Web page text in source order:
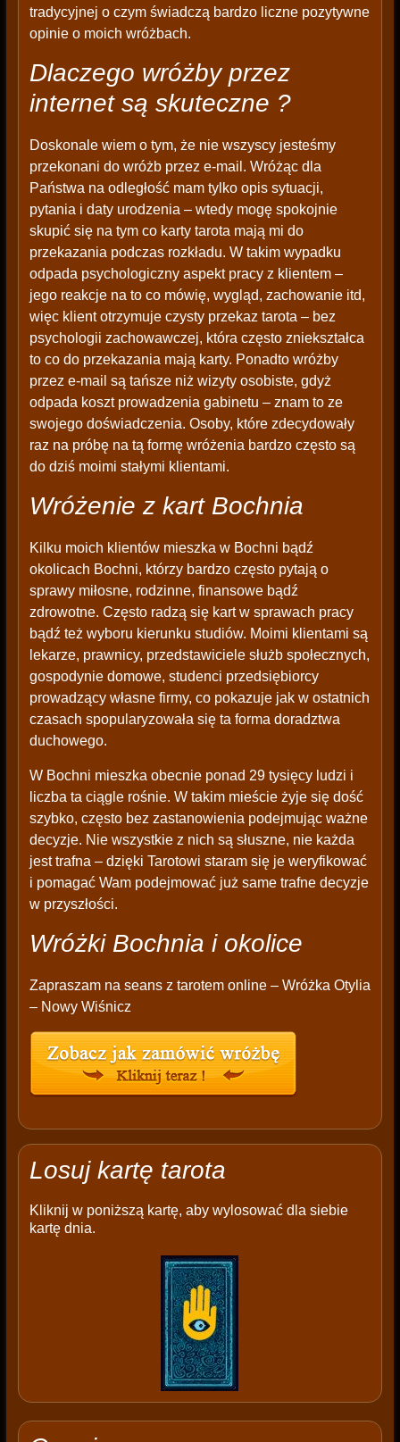
tradycyjnej o czym świadczą bardzo liczne pozytywne
opinie o moich wróżbach.
Dlaczego wróżby przez
internet są skuteczne ?
Doskonale wiem o tym, że nie wszyscy jesteśmy
przekonani do wróżb przez e-mail. Wróżąc dla
Państwa na odległość mam tylko opis sytuacji,
pytania i daty urodzenia – wtedy mogę spokojnie
skupić się na tym co karty tarota mają mi do
przekazania podczas rozkładu. W takim wypadku
odpada psychologiczny aspekt pracy z klientem –
jego reakcje na to co mówię, wygląd, zachowanie itd,
więc klient otrzymuje czysty przekaz tarota – bez
psychologii zachowawczej, która często zniekształca
to co do przekazania mają karty. Ponadto wróżby
przez e-mail są tańsze niż wizyty osobiste, gdyż
odpada koszt prowadzenia gabinetu – znam to ze
swojego doświadczenia. Osoby, które zdecydowały
raz na próbę na tą formę wróżenia bardzo często są
do dziś moimi stałymi klientami.
Wróżenie z kart Bochnia
Kilku moich klientów mieszka w Bochni bądź
okolicach Bochni, którzy bardzo często pytają o
sprawy miłosne, rodzinne, finansowe bądź
zdrowotne. Często radzą się kart w sprawach pracy
bądź też wyboru kierunku studiów. Moimi klientami są
lekarze, prawnicy, przedstawiciele służb społecznych,
gospodynie domowe, studenci przedsiębiorcy
prowadzący własne firmy, co pokazuje jak w ostatnich
czasach spopularyzowała się ta forma doradztwa
duchowego.
W Bochni mieszka obecnie ponad 29 tysięcy ludzi i
liczba ta ciągle rośnie. W takim mieście żyje się dość
szybko, często bez zastanowienia podejmując ważne
decyzje. Nie wszystkie z nich są słuszne, nie każda
jest trafna – dzięki Tarotowi staram się je weryfikować
i pomagać Wam podejmować już same trafne decyzje
w przyszłości.
Wróżki Bochnia i okolice
Zapraszam na seans z tarotem online – Wróżka Otylia
– Nowy Wiśnicz
Losuj kartę tarota
Kliknij w poniższą kartę, aby wylosować dla siebie
kartę dnia.